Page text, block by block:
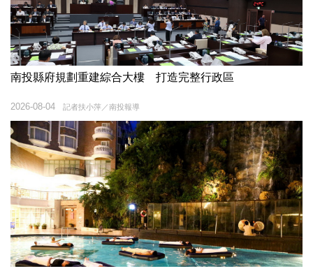
南投縣府規劃重建綜合大樓 打造完整行政區
記者扶小萍／南投報導
2026-08-04